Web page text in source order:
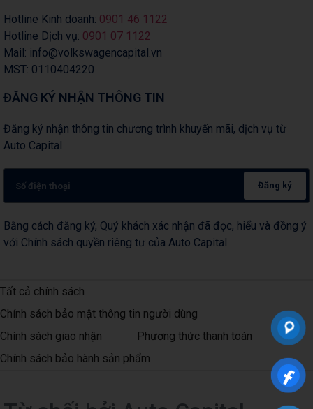
Hotline Kinh doanh: 0901 46 1122
Hotline Dịch vụ: 0901 07 1122
Mail: info@volkswagencapital.vn
MST: 0110404220
ĐĂNG KÝ NHẬN THÔNG TIN
Đăng ký nhận thông tin chương trình khuyến mãi, dịch vụ từ
Auto Capital
Đăng ký
Bằng cách đăng ký, Quý khách xác nhận đã đọc, hiểu và đồng ý
với Chính sách quyền riêng tư của Auto Capital
Tất cả chính sách
Chính sách bảo mật thông tin người dùng
Chính sách giao nhận
Phương thức thanh toán
Chính sách bảo hành sản phẩm